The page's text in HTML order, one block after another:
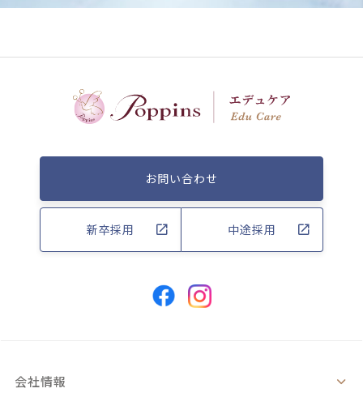
お問い合わせ
新卒採用 中途採用
会社情報